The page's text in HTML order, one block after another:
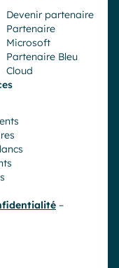
Devenir partenaire
Partenaire
Microsoft
Partenaire Bleu
Cloud
–